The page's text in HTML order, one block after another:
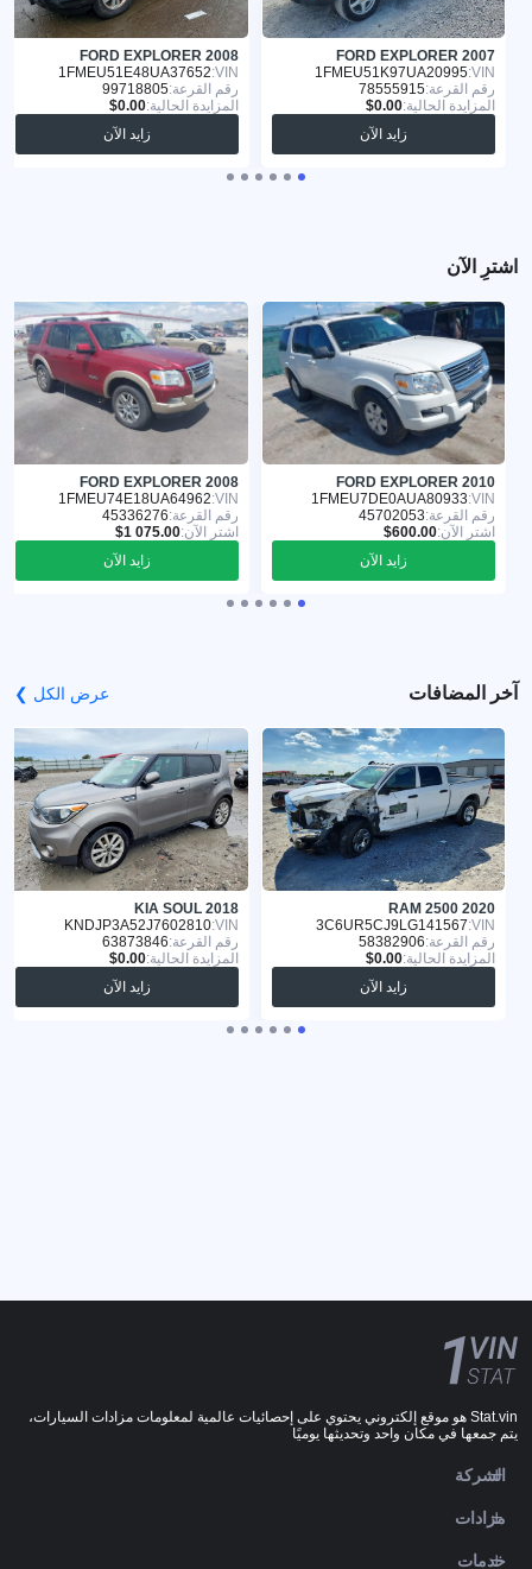
FORD EXPLORER 2007
VIN:
1FMEU51K97UA20995
رقم القرعة:78555915
المزايدة الحالية:
زايد الآن
FORD EXPLORER 2008
VIN:
1FMEU51E48UA37652
رقم القرعة:99718805
المزايدة الحالية:
زايد الآن
اشترِ الآن
FORD EXPLORER 2010
VIN:
1FMEU7DE0AUA80933
رقم القرعة:45702053
اشترِ الآن:
زايد الآن
FORD EXPLORER 2008
VIN:
1FMEU74E18UA64962
رقم القرعة:45336276
اشترِ الآن:
زايد الآن
آخر المضافات عرض الكل ❯
RAM 2500 2020
VIN:
3C6UR5CJ9LG141567
رقم القرعة:58382906
المزايدة الحالية:
زايد الآن
KIA SOUL 2018
VIN:
KNDJP3A52J7602810
رقم القرعة:63873846
المزايدة الحالية:
زايد الآن
Stat.vin هو موقع إلكتروني يحتوي على إحصائيات عالمية لمعلومات مزادات السيارات،
يتم جمعها في مكان واحد وتحديثها يوميًا
الشركة
مزادات
خدمات